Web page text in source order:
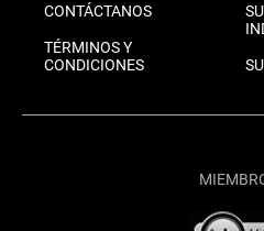
CONTÁCTANOS
TÉRMINOS Y
CONDICIONES